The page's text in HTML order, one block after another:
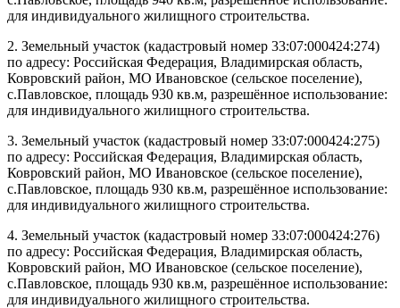
для индивидуального жилищного строительства.
2. Земельный участок (кадастровый номер 33:07:000424:274)
по адресу: Российская Федерация, Владимирская область,
Ковровский район, МО Ивановское (сельское поселение),
с.Павловское, площадь 930 кв.м, разрешённое использование:
для индивидуального жилищного строительства.
3. Земельный участок (кадастровый номер 33:07:000424:275)
по адресу: Российская Федерация, Владимирская область,
Ковровский район, МО Ивановское (сельское поселение),
с.Павловское, площадь 930 кв.м, разрешённое использование:
для индивидуального жилищного строительства.
4. Земельный участок (кадастровый номер 33:07:000424:276)
по адресу: Российская Федерация, Владимирская область,
Ковровский район, МО Ивановское (сельское поселение),
с.Павловское, площадь 930 кв.м, разрешённое использование:
для индивидуального жилищного строительства.